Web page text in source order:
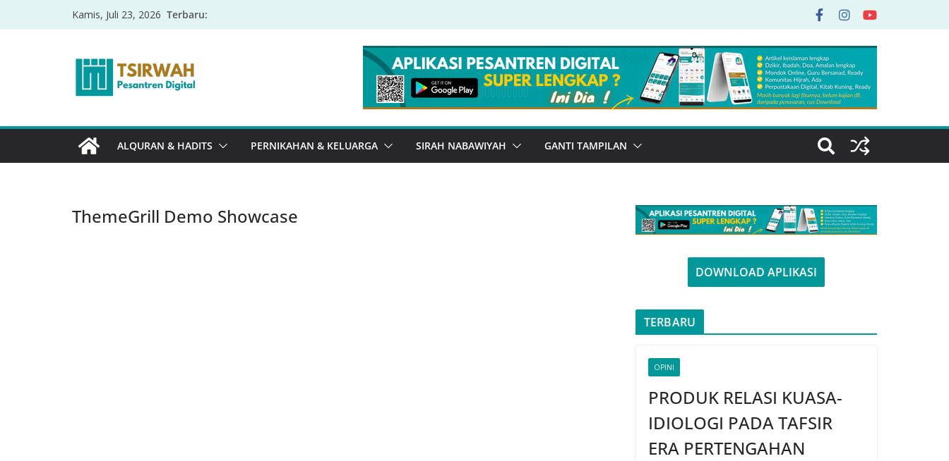
Kamis, Juli 23, 2026 Terbaru:
ALQURAN & HADITS PERNIKAHAN & KELUARGA SIRAH NABAWIYAH GANTI TAMPILAN
ThemeGrill Demo Showcase
DOWNLOAD APLIKASI
TERBARU
OPINI
PRODUK RELASI KUASA-
IDIOLOGI PADA TAFSIR
ERA PERTENGAHAN